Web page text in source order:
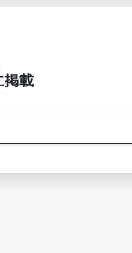
掲載